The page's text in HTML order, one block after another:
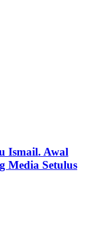
Ismail. Awal
Media Setulus